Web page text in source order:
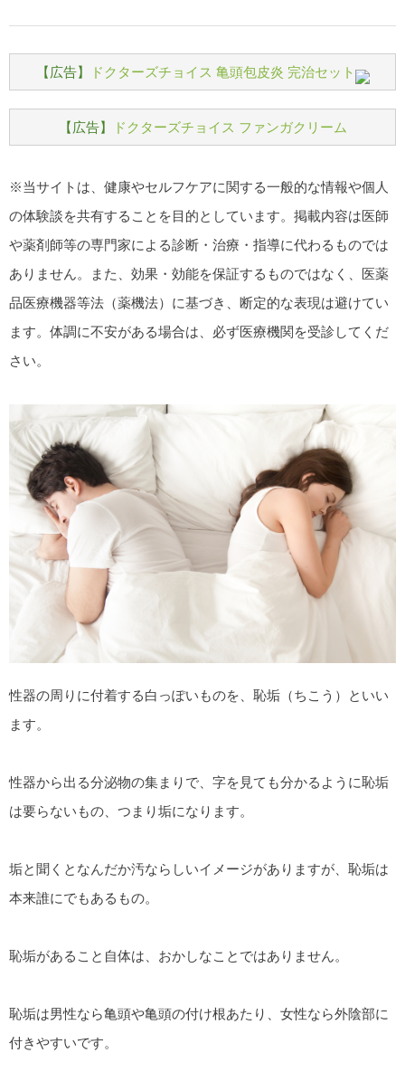
【広告】 ドクターズチョイス 亀頭包皮炎 完治セット
【広告】 ドクターズチョイス ファンガクリーム
※当サイトは、健康やセルフケアに関する一般的な情報や個人
の体験談を共有することを目的としています。掲載内容は医師
や薬剤師等の専門家による診断・治療・指導に代わるものでは
ありません。また、効果・効能を保証するものではなく、医薬
品医療機器等法（薬機法）に基づき、断定的な表現は避けてい
ます。体調に不安がある場合は、必ず医療機関を受診してくだ
さい。
性器の周りに付着する白っぽいものを、恥垢（ちこう）といい
ます。
性器から出る分泌物の集まりで、字を見ても分かるように恥垢
は要らないもの、つまり垢になります。
垢と聞くとなんだか汚ならしいイメージがありますが、恥垢は
本来誰にでもあるもの。
恥垢があること自体は、おかしなことではありません。
恥垢は男性なら亀頭や亀頭の付け根あたり、女性なら外陰部に
付きやすいです。